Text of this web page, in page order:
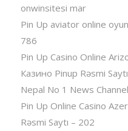
onwinsitesi mar
Pin Up aviator️ online
786
Pin Up Casino Online
Казино Pinup Rəsmi
Nepal No 1 News
Pin Up Online Casino
Rəsmi Saytı – 202